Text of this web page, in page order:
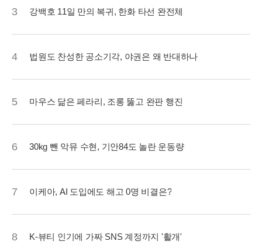
3 강백호 11일 만의 복귀, 한화 타선 완전체
4 법원도 찬성한 공소기각, 야권은 왜 반대하나
5 마우스 닮은 페라리, 조롱 뚫고 완판 행진
6 30kg 뺀 악뮤 수현, 기안84도 놀란 운동량
7 이케아, AI 도입에도 해고 0명 비결은?
8 K-뷰티 인기에 가짜 SNS 계정까지 '활개'